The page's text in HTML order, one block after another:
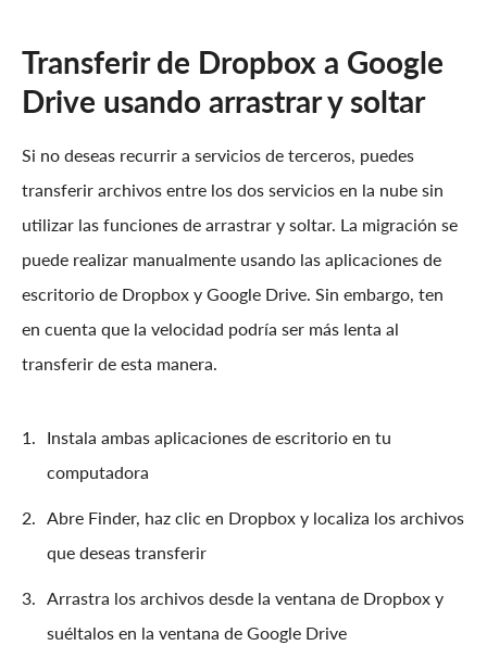
Transferir de Dropbox a Google
Drive usando arrastrar y soltar
Si no deseas recurrir a servicios de terceros, puedes
transferir archivos entre los dos servicios en la nube sin
utilizar las funciones de arrastrar y soltar. La migración se
puede realizar manualmente usando las aplicaciones de
escritorio de Dropbox y Google Drive. Sin embargo, ten
en cuenta que la velocidad podría ser más lenta al
transferir de esta manera.
Instala ambas aplicaciones de escritorio en tu
computadora
Abre Finder, haz clic en Dropbox y localiza los archivos
que deseas transferir
Arrastra los archivos desde la ventana de Dropbox y
suéltalos en la ventana de Google Drive